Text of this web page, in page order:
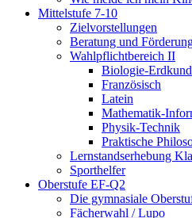
Mittelstufe 7-10
Zielvorstellungen
Beratung und
Wahlpflichtbereich II
Biologie-
Französisch
Latein
Mathematik-
Physik-Technik
Praktische
Lernstandserhebung
Sporthelfer
Oberstufe EF-Q2
Die gymnasiale
Fächerwahl / Lupo